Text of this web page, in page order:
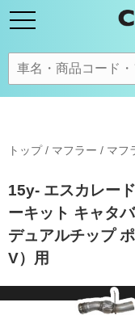
トップ/ マフラー / マフ
15y- エスカレー
ーキット キャタ
デュアルチップ
V）用